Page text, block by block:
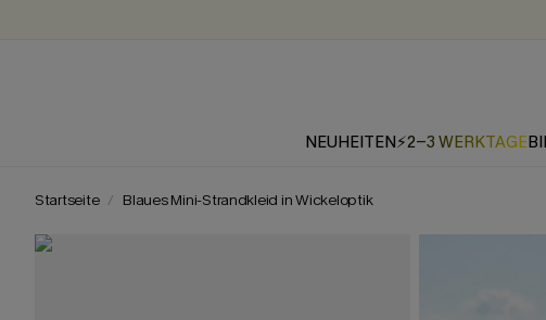
NEUHEITEN⚡2-3 WERKTAGE
Startseite Blaues Mini-Strandkleid in Wickeloptik